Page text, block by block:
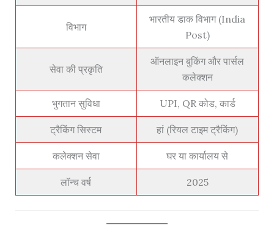
विभाग
भारतीय डाक विभाग (India
Post)
सेवा की प्रकृति
ऑनलाइन बुकिंग और पार्सल
कलेक्शन
भुगतान सुविधा UPI, QR कोड, कार्ड
ट्रैकिंग सिस्टम हां (रियल टाइम ट्रैकिंग)
कलेक्शन सेवा घर या कार्यालय से
लॉन्च वर्ष 2025